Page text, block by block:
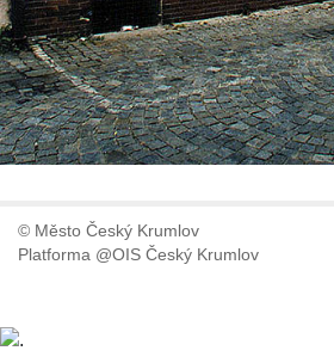
© Město Český Krumlov
Platforma @OIS Český Krumlov